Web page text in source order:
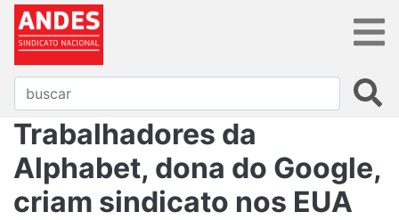
Trabalhadores da
Alphabet, dona do Google,
criam sindicato nos EUA